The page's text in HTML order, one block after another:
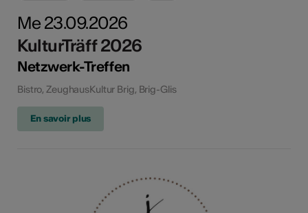
Me 23.09.2026
KulturTräff 2026
Netzwerk-Treffen
Bistro, ZeughausKultur Brig, Brig-Glis
En savoir plus